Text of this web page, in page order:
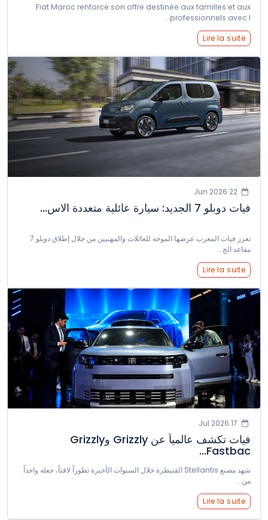
Fiat Maroc renforce son offre destinée aux familles et aux
professionnels avec l...
Lire la suite
22 Jun 2026
فيات دوبلو 7 الجديد: سيارة عائلية متعددة الاس...
تعزز فيات المغرب عرضها الموجه للعائلات والمهنيين من خلال إطلاق دوبلو 7
مقاعد الج...
Lire la suite
17 Jul 2026
فيات تكشف عالمياً عن Grizzly وGrizzly
Fastbac...
شهد مصنع Stellantis القنيطرة خلال السنوات الأخيرة تطوراً لافتاً، جعله واحداً
من...
Lire la suite